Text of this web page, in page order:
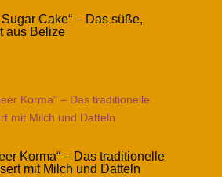
Cake“ – Das süße,
aus Belize
Korma“ – Das traditionelle
mit Milch und Datteln